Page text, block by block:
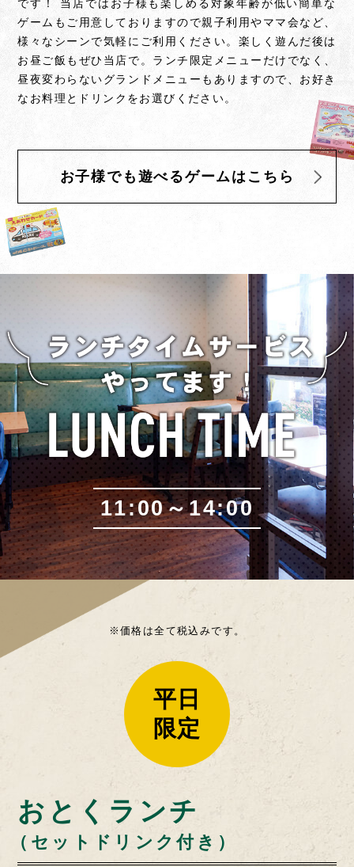
です！ 当店ではお子様も楽しめる対象年齢が低い簡単な
ゲームもご用意しておりますので親子利用やママ会など、
様々なシーンで気軽にご利用ください。 楽しく遊んだ後は
お昼ご飯もぜひ当店で。ランチ限定メニューだけでなく、
昼夜変わらないグランドメニューもありますので、お好き
なお料理とドリンクをお選びください。
お子様でも遊べるゲームはこちら
11:00～14:00
※価格は全て税込みです。
平日
限定
おとくランチ
（セットドリンク付き）